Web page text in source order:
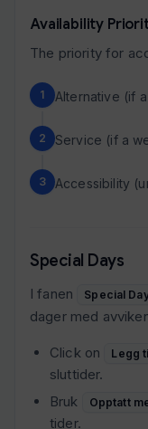
Availability
The priority for
Alternative (if
Service (if a
Accessibility
Special Days
I fanen Special
dager med
Click on Legg
sluttider.
Bruk
Opptatt
tider.